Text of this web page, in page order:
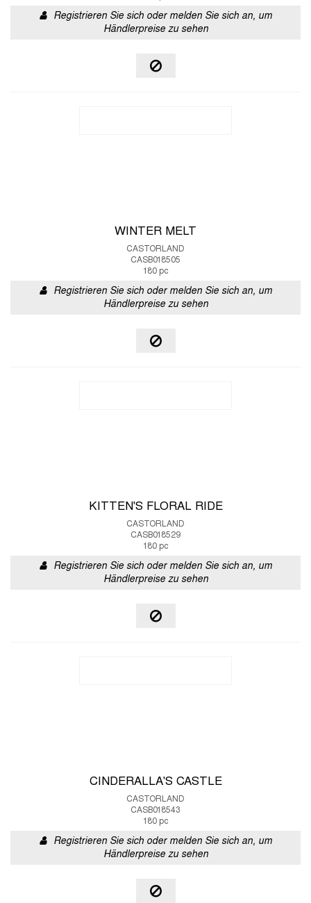
Registrieren Sie sich oder melden Sie sich an, um
Händlerpreise zu sehen
WINTER MELT
CASTORLAND
CASB018505
180 pc
Registrieren Sie sich oder melden Sie sich an, um
Händlerpreise zu sehen
KITTEN'S FLORAL RIDE
CASTORLAND
CASB018529
180 pc
Registrieren Sie sich oder melden Sie sich an, um
Händlerpreise zu sehen
CINDERALLA'S CASTLE
CASTORLAND
CASB018543
180 pc
Registrieren Sie sich oder melden Sie sich an, um
Händlerpreise zu sehen